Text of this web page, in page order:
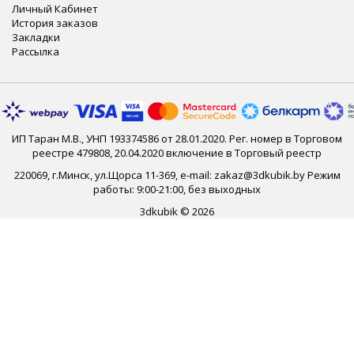
Личный Кабинет
История заказов
Закладки
Рассылка
ИП Таран М.В., УНП 193374586 от 28.01.2020. Рег. номер в Торговом
реестре 479808, 20.04.2020 включение в Торговый реестр
220069, г.Минск, ул.Щорса 11-369, e-mail: zakaz@3dkubik.by Режим
работы: 9:00-21:00, без выходных
3dkubik © 2026